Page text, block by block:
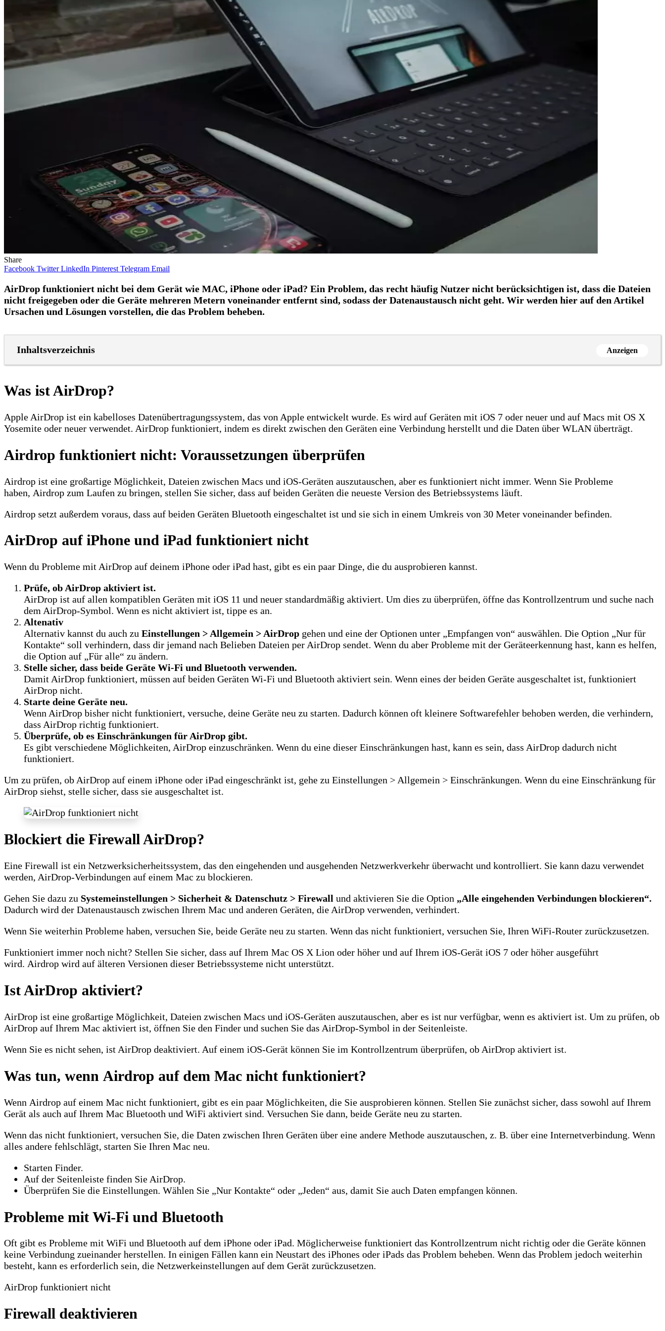
Share
Facebook Twitter LinkedIn Pinterest Telegram Email
AirDrop funktioniert nicht bei dem Gerät wie MAC, iPhone oder iPad? Ein Problem, das recht häufig Nutzer nicht berücksichtigen ist, dass die Dateien
nicht freigegeben oder die Geräte mehreren Metern voneinander entfernt sind, sodass der Datenaustausch nicht geht. Wir werden hier auf den Artikel
Ursachen und Lösungen vorstellen, die das Problem beheben.
Inhaltsverzeichnis Anzeigen
Was ist AirDrop?
Apple AirDrop ist ein kabelloses Datenübertragungssystem, das von Apple entwickelt wurde. Es wird auf Geräten mit iOS 7 oder neuer und auf Macs mit OS X
Yosemite oder neuer verwendet. AirDrop funktioniert, indem es direkt zwischen den Geräten eine Verbindung herstellt und die Daten über WLAN überträgt.
Airdrop funktioniert nicht: Voraussetzungen überprüfen
Airdrop ist eine großartige Möglichkeit, Dateien zwischen Macs und iOS-Geräten auszutauschen, aber es funktioniert nicht immer. Wenn Sie Probleme
haben, Airdrop zum Laufen zu bringen, stellen Sie sicher, dass auf beiden Geräten die neueste Version des Betriebssystems läuft.
Airdrop setzt außerdem voraus, dass auf beiden Geräten Bluetooth eingeschaltet ist und sie sich in einem Umkreis von 30 Meter voneinander befinden.
AirDrop auf iPhone und iPad funktioniert nicht
Wenn du Probleme mit AirDrop auf deinem iPhone oder iPad hast, gibt es ein paar Dinge, die du ausprobieren kannst.
Prüfe, ob AirDrop aktiviert ist.
AirDrop ist auf allen kompatiblen Geräten mit iOS 11 und neuer standardmäßig aktiviert. Um dies zu überprüfen, öffne das Kontrollzentrum und suche nach
dem AirDrop-Symbol. Wenn es nicht aktiviert ist, tippe es an.
Altenativ
Alternativ kannst du auch zu Einstellungen > Allgemein > AirDrop gehen und eine der Optionen unter „Empfangen von“ auswählen. Die Option „Nur für
Kontakte“ soll verhindern, dass dir jemand nach Belieben Dateien per AirDrop sendet. Wenn du aber Probleme mit der Geräteerkennung hast, kann es helfen,
die Option auf „Für alle“ zu ändern.
Stelle sicher, dass beide Geräte Wi-Fi und Bluetooth verwenden.
Damit AirDrop funktioniert, müssen auf beiden Geräten Wi-Fi und Bluetooth aktiviert sein. Wenn eines der beiden Geräte ausgeschaltet ist, funktioniert
AirDrop nicht.
Starte deine Geräte neu.
Wenn AirDrop bisher nicht funktioniert, versuche, deine Geräte neu zu starten. Dadurch können oft kleinere Softwarefehler behoben werden, die verhindern,
dass AirDrop richtig funktioniert.
Überprüfe, ob es Einschränkungen für AirDrop gibt.
Es gibt verschiedene Möglichkeiten, AirDrop einzuschränken. Wenn du eine dieser Einschränkungen hast, kann es sein, dass AirDrop dadurch nicht
funktioniert.
Um zu prüfen, ob AirDrop auf einem iPhone oder iPad eingeschränkt ist, gehe zu Einstellungen > Allgemein > Einschränkungen. Wenn du eine Einschränkung für
AirDrop siehst, stelle sicher, dass sie ausgeschaltet ist.
Blockiert die Firewall AirDrop?
Eine Firewall ist ein Netzwerksicherheitssystem, das den eingehenden und ausgehenden Netzwerkverkehr überwacht und kontrolliert. Sie kann dazu verwendet
werden, AirDrop-Verbindungen auf einem Mac zu blockieren.
Gehen Sie dazu zu Systemeinstellungen > Sicherheit & Datenschutz > Firewall und aktivieren Sie die Option „Alle eingehenden Verbindungen blockieren“.
Dadurch wird der Datenaustausch zwischen Ihrem Mac und anderen Geräten, die AirDrop verwenden, verhindert.
Wenn Sie weiterhin Probleme haben, versuchen Sie, beide Geräte neu zu starten. Wenn das nicht funktioniert, versuchen Sie, Ihren WiFi-Router zurückzusetzen.
Funktioniert immer noch nicht? Stellen Sie sicher, dass auf Ihrem Mac OS X Lion oder höher und auf Ihrem iOS-Gerät iOS 7 oder höher ausgeführt
wird. Airdrop wird auf älteren Versionen dieser Betriebssysteme nicht unterstützt.
Ist AirDrop aktiviert?
AirDrop ist eine großartige Möglichkeit, Dateien zwischen Macs und iOS-Geräten auszutauschen, aber es ist nur verfügbar, wenn es aktiviert ist. Um zu prüfen, ob
AirDrop auf Ihrem Mac aktiviert ist, öffnen Sie den Finder und suchen Sie das AirDrop-Symbol in der Seitenleiste.
Wenn Sie es nicht sehen, ist AirDrop deaktiviert. Auf einem iOS-Gerät können Sie im Kontrollzentrum überprüfen, ob AirDrop aktiviert ist.
Was tun, wenn Airdrop auf dem Mac nicht funktioniert?
Wenn Airdrop auf einem Mac nicht funktioniert, gibt es ein paar Möglichkeiten, die Sie ausprobieren können. Stellen Sie zunächst sicher, dass sowohl auf Ihrem
Gerät als auch auf Ihrem Mac Bluetooth und WiFi aktiviert sind. Versuchen Sie dann, beide Geräte neu zu starten.
Wenn das nicht funktioniert, versuchen Sie, die Daten zwischen Ihren Geräten über eine andere Methode auszutauschen, z. B. über eine Internetverbindung. Wenn
alles andere fehlschlägt, starten Sie Ihren Mac neu.
Starten Finder.
Auf der Seitenleiste finden Sie AirDrop.
Überprüfen Sie die Einstellungen. Wählen Sie „Nur Kontakte“ oder „Jeden“ aus, damit Sie auch Daten empfangen können.
Probleme mit Wi-Fi und Bluetooth
Oft gibt es Probleme mit WiFi und Bluetooth auf dem iPhone oder iPad. Möglicherweise funktioniert das Kontrollzentrum nicht richtig oder die Geräte können
keine Verbindung zueinander herstellen. In einigen Fällen kann ein Neustart des iPhones oder iPads das Problem beheben. Wenn das Problem jedoch weiterhin
besteht, kann es erforderlich sein, die Netzwerkeinstellungen auf dem Gerät zurückzusetzen.
AirDrop funktioniert nicht
Firewall deaktivieren